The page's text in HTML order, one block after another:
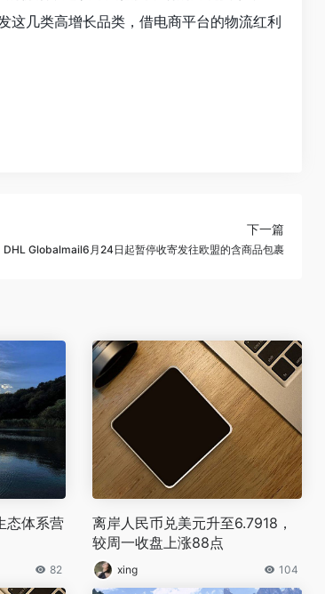
这几类高增长品类，借电商平台的物流红利
下一篇
DHL Globalmail6月24日起暂停收寄发往欧盟的含商品包裹
态体系营
82
‌离岸人民币兑美元升至6.7918，
较周一收盘上涨88点‌
xing 104